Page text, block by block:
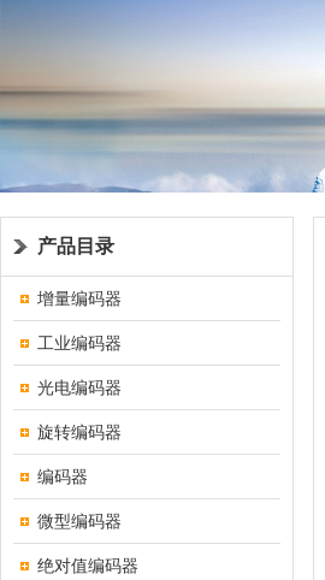
产品目录
增量编码器
工业编码器
光电编码器
旋转编码器
编码器
微型编码器
绝对值编码器